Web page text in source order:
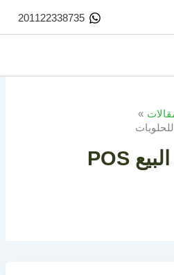
201122338735
برنامج نقاط البيع POS